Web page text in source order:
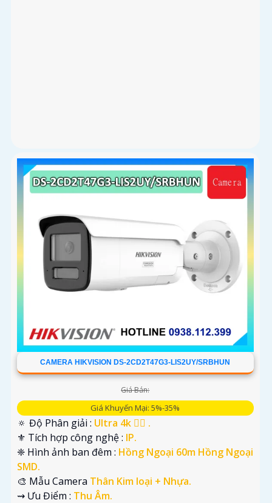
CAMERA HIKVISION DS-2CD2T47G3-LIS2UY/SRBHUN
Giá Bán:
Giá Khuyến Mại: 5%-35%
🔅 Độ Phân giải : Ultra 4k 👍🏾 .
⚜️ Tích hợp công nghệ : IP.
❈ Hình ảnh ban đêm : Hồng Ngoại 60m Hồng Ngoại
SMD.
🎨 Mẫu Camera Thân Kim loại + Nhựa.
️⇝ Ưu Điểm : Thu Âm.